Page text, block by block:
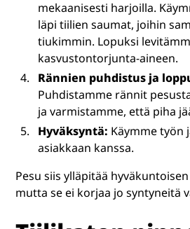
mekaanisesti harjoilla.
läpi tiilien saumat, joihin
tiukimmin. Lopuksi
kasvustontorjunta-aineen.
Rännien puhdistus ja
Puhdistamme rännit
ja varmistamme, että piha
Hyväksyntä: Käymme työn
asiakkaan kanssa.
Pesu siis ylläpitää
mutta se ei korjaa jo syntyneitä